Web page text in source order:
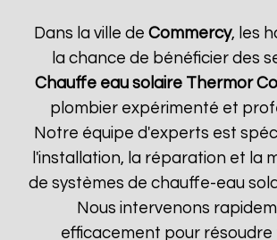
Dans la ville de Commercy, les
la chance de bénéficier des
Chauffe eau solaire Thermor
plombier expérimenté et
Notre équipe d'experts est
l'installation, la réparation et la
de systèmes de chauffe-eau
Nous intervenons
efficacement pour résoudre